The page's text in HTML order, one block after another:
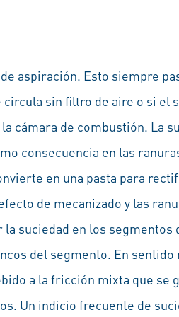
aspiración. Esto siempre
sin filtro de aire o si el
cámara de combustión. La
consecuencia en las
en una pasta para
de mecanizado y las
la suciedad en los
del segmento. En sentido
a la fricción mixta que se
Un indicio frecuente de